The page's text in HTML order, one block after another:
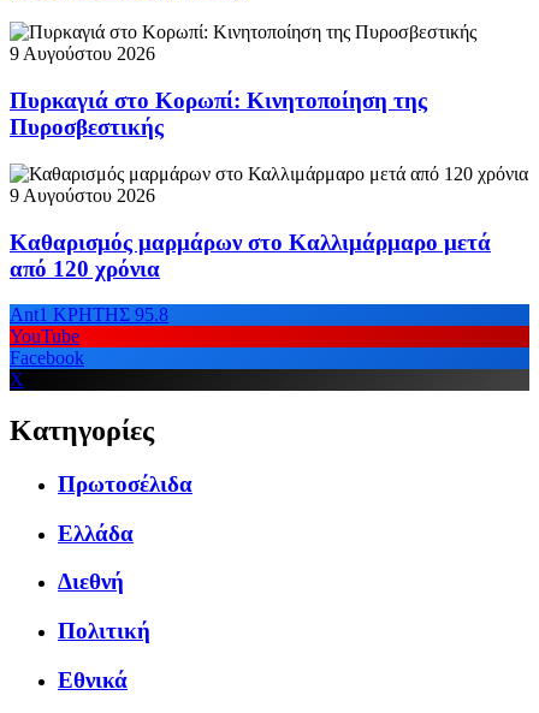
9 Αυγούστου 2026
Πυρκαγιά στο Κορωπί: Κινητοποίηση της
Πυροσβεστικής
9 Αυγούστου 2026
Καθαρισμός μαρμάρων στο Καλλιμάρμαρο μετά
από 120 χρόνια
Ant1 ΚΡΗΤΗΣ 95.8
YouTube
Facebook
X
Κατηγορίες
Πρωτοσέλιδα
Ελλάδα
Διεθνή
Πολιτική
Εθνικά